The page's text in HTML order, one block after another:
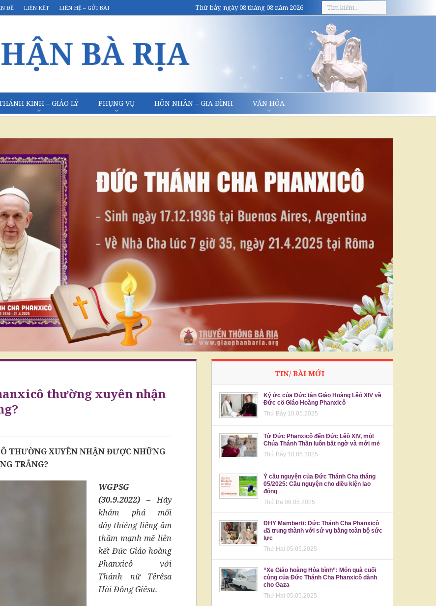
ĐỀ LIÊN KẾT LIÊN HỆ – GỬI BÀI Thứ bảy, ngày 08 tháng 08 năm 2026
KINH – GIÁO LÝ PHỤNG VỤ HÔN NHÂN – GIA ĐÌNH VĂN HÓA
thường xuyên nhận
THƯỜNG XUYÊN NHẬN ĐƯỢC NHỮNG
TRẮNG?
WGPSG
(30.9.2022) – Hãy
khám phá mối
dây thiêng liêng âm
thầm mạnh mẽ liên
kết Đức Giáo hoàng
Phanxicô với
Thánh nữ Têrêsa
Hài Đồng Giêsu.
TIN/ BÀI MỚI
Ký ức của Đức tân Giáo Hoàng Lêô XIV về
Đức cố Giáo Hoàng Phanxicô
Thứ Bảy 10.05.2025
Từ Đức Phanxicô đến Đức Lêô XIV, một
Chúa Thánh Thần luôn bất ngờ và mới mẻ
Thứ Bảy 10.05.2025
Ý cầu nguyện của Đức Thánh Cha tháng
05/2025: Cầu nguyện cho điều kiện lao
động
Thứ Ba 06.05.2025
ĐHY Mamberti: Đức Thánh Cha Phanxicô
đã trung thành với sứ vụ bằng toàn bộ sức
lực
Thứ Hai 05.05.2025
“Xe Giáo hoàng Hòa bình”: Món quà cuối
cùng của Đức Thánh Cha Phanxicô dành
cho Gaza
Thứ Hai 05.05.2025